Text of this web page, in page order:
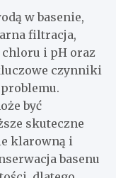
w basenie,
filtracja,
i pH oraz
czynniki
być
skuteczne
klarowną i
basenu